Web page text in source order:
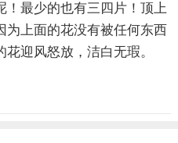
！最少的也有三四片！顶上
为上面的花没有被任何东西
迎风怒放，洁白无瑕。